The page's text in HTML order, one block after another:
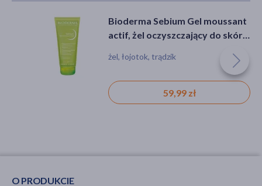
Bioderma Sebium Gel moussant
actif, żel oczyszczający do skóry
żel, łojotok, trądzik
59,99 zł
Sylveco Dermo Sucha skóra,
krem nawilżający do twarzy na
krem, ochrona przeciwsłoneczna,
podrażnienie, suchość, zaczerwienienie
32,39 zł
O PRODUKCIE